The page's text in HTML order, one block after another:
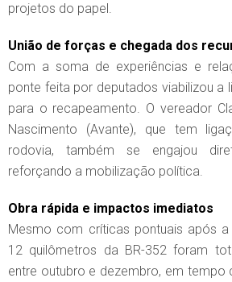
projetos do papel.
União de forças e chegada dos
Com a soma de experiências e
ponte feita por deputados viabilizou a
para o recapeamento. O vereador
Nascimento (Avante), que tem
rodovia, também se engajou
reforçando a mobilização política.
Obra rápida e impactos imediatos
Mesmo com críticas pontuais após
12 quilômetros da BR-352 foram
entre outubro e dezembro, em tempo